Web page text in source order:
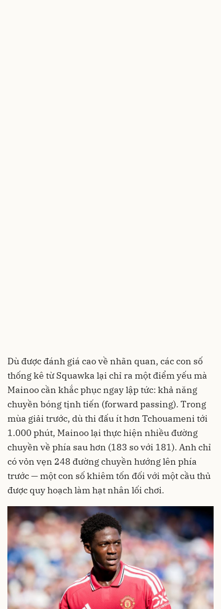
Dù được đánh giá cao về nhãn quan, các con số
thống kê từ Squawka lại chỉ ra một điểm yếu mà
Mainoo cần khắc phục ngay lập tức: khả năng
chuyền bóng tịnh tiến (forward passing). Trong
mùa giải trước, dù thi đấu ít hơn Tchouameni tới
1.000 phút, Mainoo lại thực hiện nhiều đường
chuyền về phía sau hơn (183 so với 181). Anh chỉ
có vỏn vẹn 248 đường chuyền hướng lên phía
trước — một con số khiêm tốn đối với một cầu thủ
được quy hoạch làm hạt nhân lối chơi.